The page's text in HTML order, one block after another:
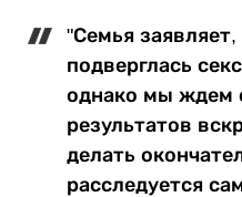
"Семья
подверглась
однако мы ждем
результатов
делать
расследуется